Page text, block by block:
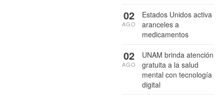
Estados Unidos activa
aranceles a
medicamentos
02
AGO
UNAM brinda atención
gratuita a la salud
mental con tecnología
digital
02
AGO